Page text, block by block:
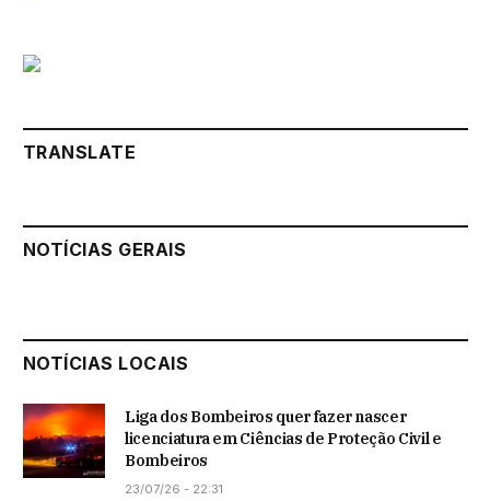
TRANSLATE
NOTÍCIAS GERAIS
NOTÍCIAS LOCAIS
Liga dos Bombeiros quer fazer nascer
licenciatura em Ciências de Proteção Civil e
Bombeiros
23/07/26 - 22:31